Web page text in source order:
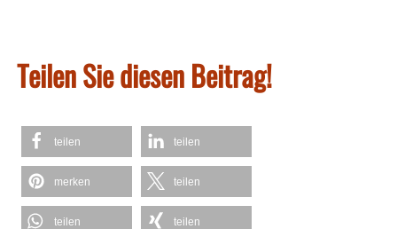
Teilen Sie diesen Beitrag!
teilen teilen
merken teilen
teilen teilen